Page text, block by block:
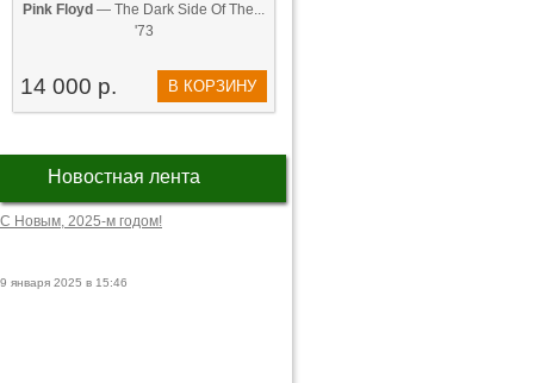
Pink Floyd — The Dark Side Of The...
'73
14 000 р. В КОРЗИНУ
Новостная лента
С Новым, 2025-м годом!
9 января 2025 в 15:46